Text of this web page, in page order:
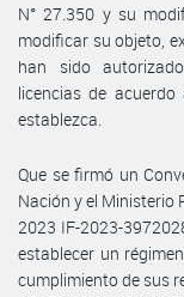
N° 27.350 y su
modificar su objeto,
han sido
licencias de
establezca.
Que se firmó un
Nación y el Ministerio
2023 IF-2023-
establecer un
cumplimiento de sus